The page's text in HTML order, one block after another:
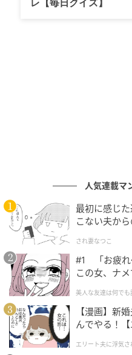
ライターコメント
ディオール ビューティ ア
やかな舞台に舞い降りた
錚々たるセレブリティが
圧倒的なオーラと大人の
レ【毎日クイズ】
人気連載マ
最初に感じ
こない夫から
され妻なつこ
#1 「お疲れ
この女、ナ
美人な友達は何でも
【漫画】新
んでやる！
エリート夫に浮気さ